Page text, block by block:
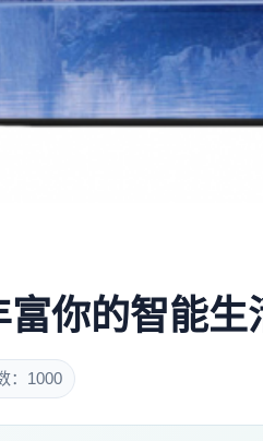
你的智能生
：1000